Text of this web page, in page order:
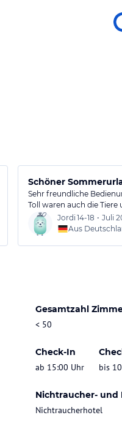
Schöner
Sehr freundliche
Toll waren auch die Tiere
Jordi 14-18 • Juli
Aus
Gesamtzahl
< 50
Check-In
ab 15:00 Uhr
bis
Nichtraucher- und
Nichtraucherhotel